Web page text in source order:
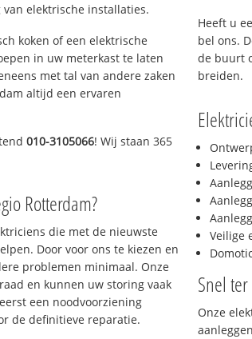
elektrische installaties.
koken of een elektrische
in uw meterkast te laten
met tal van andere zaken
altijd een ervaren
010-3105066! Wij staan 365
Rotterdam?
die met de nieuwste
Door voor ons te kiezen en
problemen minimaal. Onze
en kunnen uw storing vaak
een noodvoorziening
de definitieve reparatie.
Heeft u
bel ons.
de buurt
breiden.
Veilige
Snel
Onze